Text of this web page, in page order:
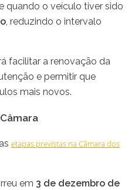
quando o veículo tiver sido
, reduzindo o intervalo
facilitar a renovação da
e permitir que
mais novos.
etapas previstas na Câmara dos
em 3 de dezembro de